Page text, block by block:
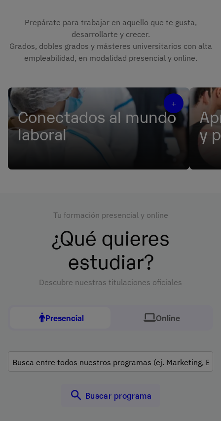
Prepárate para trabajar en aquello que te gusta,
desarrollarte y crecer.
Grados, dobles grados y másteres universitarios con alta
empleabilidad, en modalidad presencial y online.
+
Conectados al mundo
laboral
y
Tu formación presencial y online
¿Qué quieres
estudiar?
Descubre nuestras titulaciones oficiales
Presencial Online